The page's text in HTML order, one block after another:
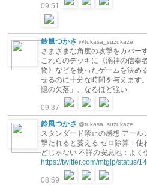
09:51
鈴風つかさ @tukasa_suzukaze
さまざまな角度の攻撃をカバー
これらのデッキに《溺神の信奉
物》などを使ったゲームを決め
せるのに十分な時間を与えます
憶の欠落」、なるほど強い
09:37
鈴風つかさ @tukasa_suzukaze
スタンダード禁止の感想 アー
撃たれると萎える ゼロ除算：使
どじゃない 不詳の安息地：よく
https://twitter.com/mtgjp/status/
08:59